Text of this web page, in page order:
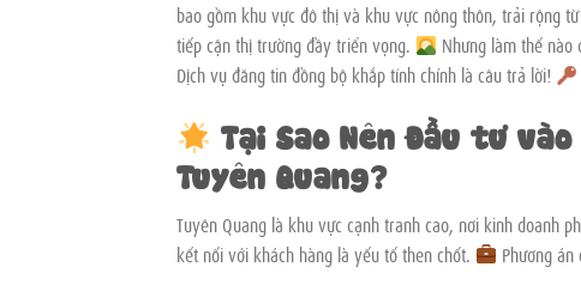
bao gồm khu vực đô thị và khu vực nông thôn, trải rộng
tiếp cận thị trường đầy triển vọng.
Nhưng làm thế nào
Dịch vụ đăng tin đồng bộ khắp tỉnh chính là câu trả lời!
Tại Sao Nên Đầu tư vào
Tuyên Quang?
Tuyên Quang là khu vực cạnh tranh cao, nơi kinh doanh
kết nối với khách hàng là yếu tố then chốt.
Phương